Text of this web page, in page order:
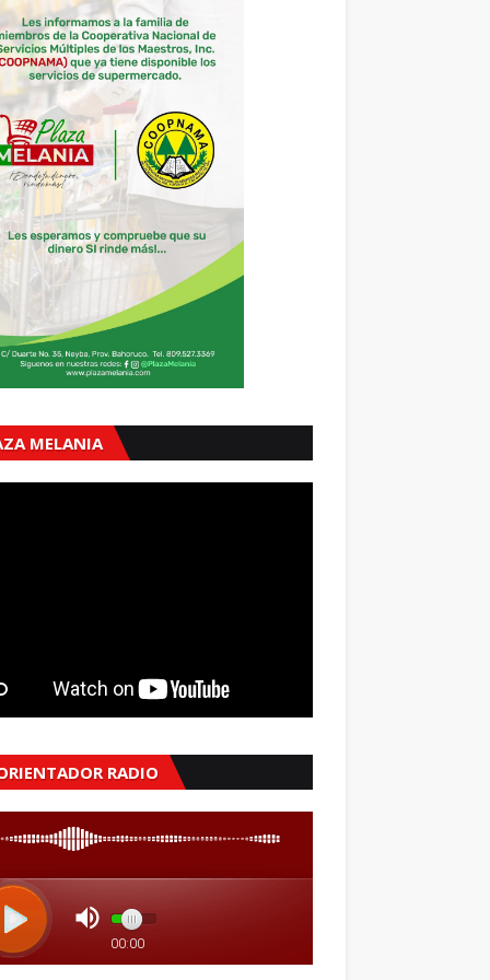
MELANIA
RADIO